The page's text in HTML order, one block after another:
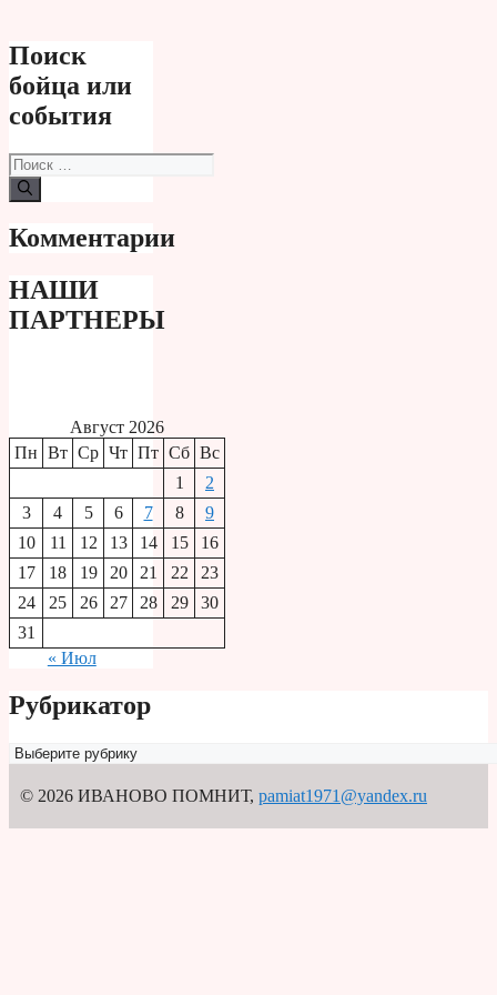
Поиск
бойца или
события
Поиск:
Комментарии
НАШИ
ПАРТНЕРЫ
Август 2026
Пн Вт Ср Чт Пт Сб Вс
1
2
3
4 5 6 7 8
9
10
11 12 13 14 15
16
17
18 19 20 21 22
23
24
25 26 27 28 29
30
31
« Июл
Рубрикатор
Рубрикатор
© 2026 ИВАНОВО ПОМНИТ, pamiat1971@yandex.ru